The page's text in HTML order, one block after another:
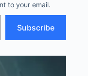
to your email.
Subscribe